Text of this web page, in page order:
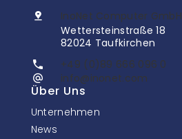
InoNet Computer GmbH
Wettersteinstraße 18
82024 Taufkirchen
+49 (0)89 666 096 0
info@inonet.com
Über Uns
Unternehmen
News